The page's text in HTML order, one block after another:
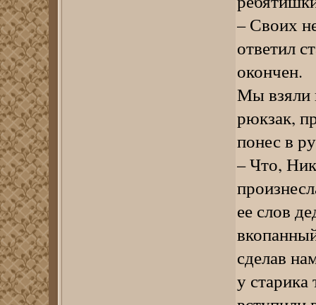
– Своих
ответил
окончен.
Мы взяли
рюкзак,
понес в
– Что,
ее слов
сделав
у